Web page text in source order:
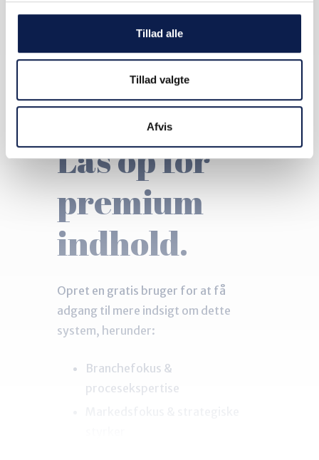
Tillad alle
Tillad valgte
Afvis
Få indsigt.
Bliv klogere.
Lås op for
premium
indhold.
Opret en gratis bruger for at få
adgang til mere indsigt om dette
system, herunder:
Branchefokus &
procesekspertise